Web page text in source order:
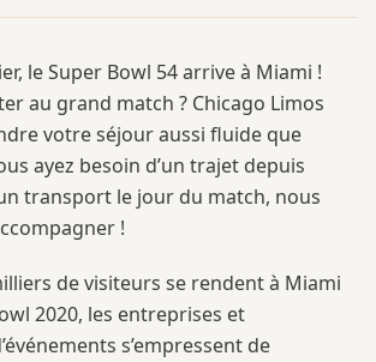
le Super Bowl 54 arrive à Miami !
au grand match ? Chicago Limos
votre séjour aussi fluide que
ayez besoin d’un trajet depuis
transport le jour du match, nous
!
de visiteurs se rendent à Miami
2020, les entreprises et
s’empressent de